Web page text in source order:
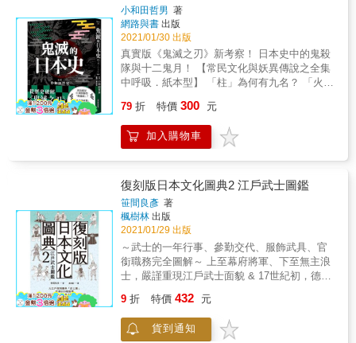
為「孩童在七歲以前是神明的孩子」？！ ●武
道 相撲│最早可追溯至《古事記》神話中，建
御雷神與建御明方神的角力？ 柔道│嘉納治五
郎為了讓年少體弱的自己更加強壯，融會貫通
眾多流派精髓，將柔道推廣至全世界？！ 合氣
道│在演武中是由「受方（接招的人）」和「取
方（出招的人）」相互切磋，是唯一不舉辦比
賽、不分勝負的日本武道？ ●住居與生活用品
計 ②與自然融為一體 ③「界線」相當曖昧 壽
司│日本料理的代表，竟然是源自東南亞一帶的
防腐食品？ 和服│今日和服的原型「小袖」，
傳說。 ★ 十大主題，資料豐富，向神祈願，拜
對才能實現！ & 好評推薦 & 絕對無法遺漏的靈
力奇景，八百萬神明帶著你深度探索日本！ 神
社寺院裡有繪馬、御守並不奇怪，但竟然會出
現巨大化的剪刀、雕工精細的木造男根、和一
袋袋的Q比娃娃？這些令人驚到吃手手的物品，
究竟與我們有著什麼樣的宗教生活關係呢？神
社佛閣愛好者小嶋獨觀，在《奉納百景》一書
中，踏察全日本靈驗小物，深入且幽默地描繪
了人與物（もの）之間的奇妙互動網絡：神明
都是絕對無法遺漏的B級景點！
&mdash;&mdash;李長潔（創新傳播與數據智
慧實驗室執行長） & 媒體好評 & 這本書中有不
少無名的寺社，但也有提及許多知名神社的獨
特、奇妙的奉納風景，例如日本三大稻荷之一
的愛知縣豐川稻荷，收集了許多紅色狐狸像的
靈狐塚。如作者小嶋先生所言：即使乍見之下
會驚駭，但其實隱藏的是素樸的願望。──《產
經新聞》書評 & 收集了古今東西各式各樣「奉
奇百怪的奉納，例如斬斷緣分、治癒疾病、給
化。 那就是從過去著重中央的歷史研究，轉變
為重視地域歷史， 進而推動了生活史及鄉土歷
史的復原。 可說是從權力的歷史轉變成更有人
性，即所謂的「人類的歷史」。 歷史不僅是學
問的研究對象， 同時也是發生在我們每天日常
生活中， 活生生的人類生活史，更貼近我們的
生活。 我們從古文書及古記錄學到許多歷史，
也透過「物品」了解到不少光靠語言文字無從
區的生活史及生活者的實際情況， 展現「物
品」與「人」關係的視覺歷史資料成了不可或
缺的依據。 比方說，江戶時代長屋的格局是如
何、 門、障子門及暖房用具各有哪些種類，其
部位名稱又叫做什麼、 風呂屋的內部構造是如
何、女性與男性的髮型與服裝， 以及農村、山
村及漁村居民的維生道具有哪些等等， 光靠文
字說明難以理解，得看過視覺資料才能具體理
解的事情所在多有。 於是作者以各項紀錄、文
獻、繪圖、遺物、照片及農書等地方史資料，
以及橫跨建築物及民具等諸多現存資料為參考
依據， 親手繪製、編纂了這本內容豐富的「生
活史資料」。 本書共有【生活與年中例行活
動】、【宮殿與住宅】、【服裝】、【武裝及
武具】、【生產及產業】、【交通工具及旅行
小和田哲男 著
網路與書 出版
2021/01/30 出版
真實版《鬼滅之刃》新考察！ 日本史中的鬼殺
隊與十二鬼月！ 【常民文化與妖異傳說之全集
中呼吸．紙本型】 「柱」為何有九名？ 「火之
「傀儡師」？ 鬼，潛伏在你我之間；鬼，遊走
於歷史之中。 要如何不變成鬼？要如何慈悲滅
鬼？ 黎明將至，意念不滅。 斬妖殺鬼，一脈承
鬼是「異質他者」，還是我們自身 ? 本書將從
鬼之誕生與鬼的形象演變，探尋《鬼滅之刃》
背後的歷史根源與隱藏祕密。 「歷史中的鬼滅
傳奇，鬼滅中的歷史軼聞」。解碼「鬼滅」，
先從日本史出發！ 本書特色 ★ 席捲亞洲的日
本動漫《鬼滅之刃》正火熱，「從歷史看鬼
滅」的第一本書！ ★ 以日本史代代相傳的妖異
傳說，串連《鬼滅之刃》故事情節與角色呈
現，「以史解劇」，建議搭配《鬼滅之刃》漫
演示泛靈論、庶民史與大眾娛樂的交叉奏鳴手
法。 ★ 以史觀格局連接滅鬼思想與疫病流布的
79 折 特價 300 元
加入購物車
復刻版日本文化圖典2 江戶武士圖鑑
笹間良彥 著
楓樹林 出版
2021/01/29 出版
～武士的一年行事、參勤交代、服飾武具、官
銜職務完全圖解～ 上至幕府將軍、下至無主浪
士，嚴謹重現江戶武士面貌 & 17世紀初，德川
府，史稱「江戶時代」。 & 江戶城作為德川氏
的居所，隨著政治中心地位的確立，來自全國
各地的武家大量匯聚，使得江戶的人口於18世
9 折 特價 432 元
貨到通知